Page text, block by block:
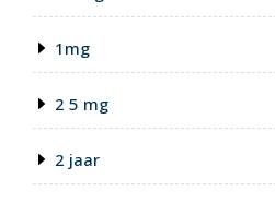
1mg
2 5 mg
2 jaar